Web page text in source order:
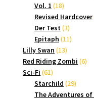
Vol. 1 1818
Produkte
Revised Hardcover
Der Test 33
Produkte
Epitaph 1111
Lilly Swan 1313
Produkte
Red Riding Zombi 66
Sci-Fi 6161
Produkte
Starchild 2929
The Adventures